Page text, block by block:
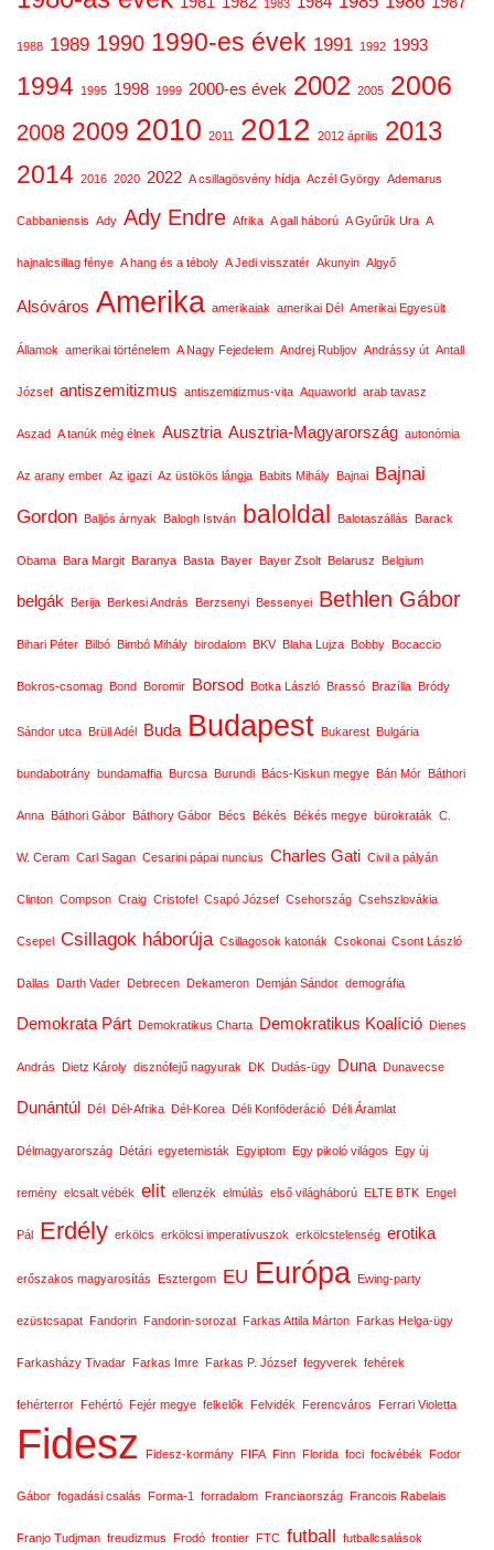
1983
1988 1989 1990 1990-es évek 1991 1992 1993
1994 1995 1998 1999 2000-es évek 2002 2005 2006
2008 2009 2010 2011 2012 2012 április 2013
2014 2016 2020 2022 A csillagösvény hídja Aczél György Ademarus
Cabbaniensis Ady Ady Endre Afrika A gall háború A Gyűrűk Ura A
hajnalcsillag fénye A hang és a téboly A Jedi visszatér Akunyin Algyő
Alsóváros Amerika amerikaiak amerikai Dél Amerikai Egyesült
Államok amerikai történelem A Nagy Fejedelem Andrej Rubljov Andrássy út Antall
József antiszemitizmus antiszemitizmus-vita Aquaworld arab tavasz
Aszad A tanúk még élnek Ausztria Ausztria-Magyarország autonómia
Az arany ember Az igazi Az üstökös lángja Babits Mihály Bajnai Bajnai
Gordon Baljós árnyak Balogh István baloldal Balotaszállás Barack
Obama Bara Margit Baranya Basta Bayer Bayer Zsolt Belarusz Belgium
belgák Berija Berkesi András Berzsenyi Bessenyei Bethlen Gábor
Bihari Péter Bilbó Bimbó Mihály birodalom BKV Blaha Lujza Bobby Bocaccio
Bokros-csomag Bond Boromir Borsod Botka László Brassó Brazília Bródy
Sándor utca Brüll Adél Buda Budapest Bukarest Bulgária
bundabotrány bundamaffia Burcsa Burundi Bács-Kiskun megye Bán Mór Báthori
Anna Báthori Gábor Báthory Gábor Bécs Békés Békés megye bürokraták C.
W. Ceram Carl Sagan Cesarini pápai nuncius Charles Gati Civil a pályán
Clinton Compson Craig Cristofel Csapó József Csehország Csehszlovákia
Csepel Csillagok háborúja Csillagosok katonák Csokonai Csont László
Dallas Darth Vader Debrecen Dekameron Demján Sándor demográfia
Demokrata Párt Demokratikus Charta Demokratikus Koalíció Dienes
András Dietz Károly disznófejű nagyurak DK Dudás-ügy Duna Dunavecse
Dunántúl Dél Dél-Afrika Dél-Korea Déli Konföderáció Déli Áramlat
Délmagyarország Détári egyetemisták Egyiptom Egy pikoló világos Egy új
remény elcsalt vébék elit ellenzék elmúlás első világháború ELTE BTK Engel
Pál Erdély erkölcs erkölcsi imperatívuszok erkölcstelenség erotika
erőszakos magyarosítás Esztergom EU Európa Ewing-party
ezüstcsapat Fandorin Fandorin-sorozat Farkas Attila Márton Farkas Helga-ügy
Farkasházy Tivadar Farkas Imre Farkas P. József fegyverek fehérek
fehérterror Fehértó Fejér megye felkelők Felvidék Ferencváros Ferrari Violetta
Fidesz Fidesz-kormány FIFA Finn Florida foci focivébék Fodor
Gábor fogadási csalás Forma-1 forradalom Franciaország Francois Rabelais
Franjo Tudjman freudizmus Frodó frontier FTC futball futballcsalások